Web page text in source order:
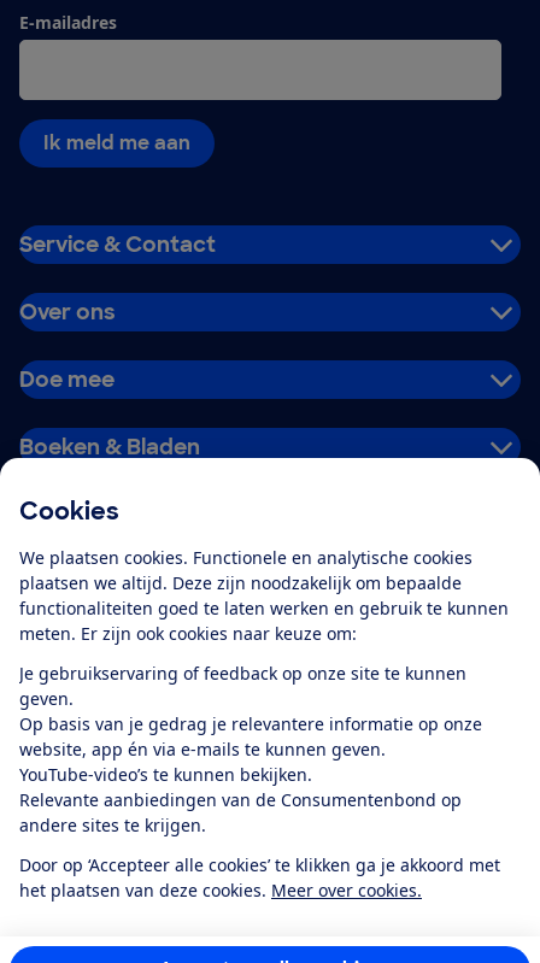
Cookies
We plaatsen cookies. Functionele en analytische cookies
plaatsen we altijd. Deze zijn noodzakelijk om bepaalde
functionaliteiten goed te laten werken en gebruik te kunnen
meten. Er zijn ook cookies naar keuze om:
Je gebruikservaring of feedback op onze site te kunnen
geven.
Op basis van je gedrag je relevantere informatie op onze
website, app én via e-mails te kunnen geven.
YouTube-video’s te kunnen bekijken.
Relevante aanbiedingen van de Consumentenbond op
andere sites te krijgen.
Door op ‘Accepteer alle cookies’ te klikken ga je akkoord met
het plaatsen van deze cookies. Meer over cookies.
E-mailadres
Ik meld me aan
Service & Contact
Over ons
Doe mee
Boeken & Bladen
Alles over de
app
Algemene Voorwaarden
Privacyverklaring
Cookiebeleid
Privacyvoorkeuren
Toegankelijkheid
RSS-feed nieuws
Facebook
TwitterInstagram
YoutubeLinkedIn
12.901consumentenbeoordelen de Consumentenbondmet gemiddeld